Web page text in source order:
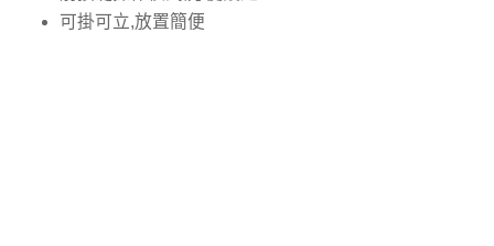
可掛可立,放置簡便